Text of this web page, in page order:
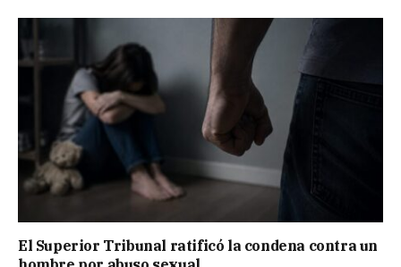
El Superior Tribunal ratificó la condena contra un